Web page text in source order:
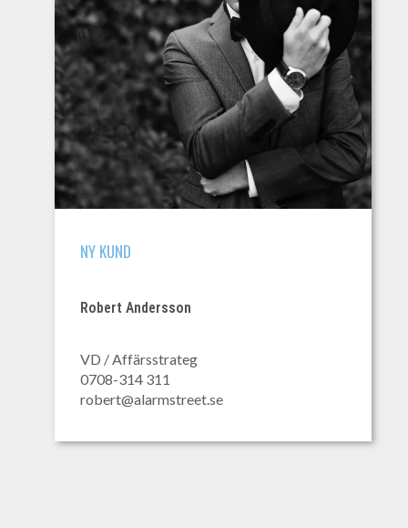
NY KUND
Robert Andersson
VD / Affärsstrateg
0708-314 311
robert@alarmstreet.se